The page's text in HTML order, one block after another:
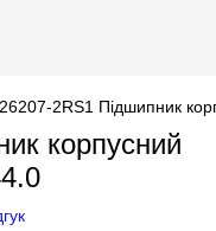
2RS1 Підшипник
корпусний